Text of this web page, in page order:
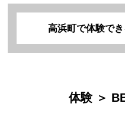
高浜町で体験で
体験 ＞